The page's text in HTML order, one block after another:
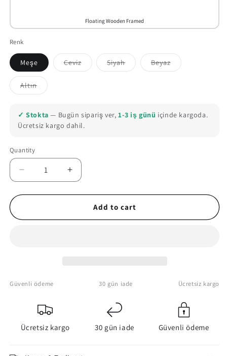
Floating Wooden Framed
Renk
Meşe Ceviz
Variant
Siyah
Variant
Beyaz
Variant
Altın
Variant
or
unavailable
✓ Stokta — Bugün sipariş ver,1-3 iş günü içinde kargoda.
Ücretsiz kargo dahil.
Quantity
Quantity
Decrease
quantity
for
Gate
Wall
Increase
quantity
for
Baldur&#39;s
Add to cart
Güvenli ödeme 30 gün iade Ücretsiz kargo
Ücretsiz kargo 30 gün iade Güvenli ödeme